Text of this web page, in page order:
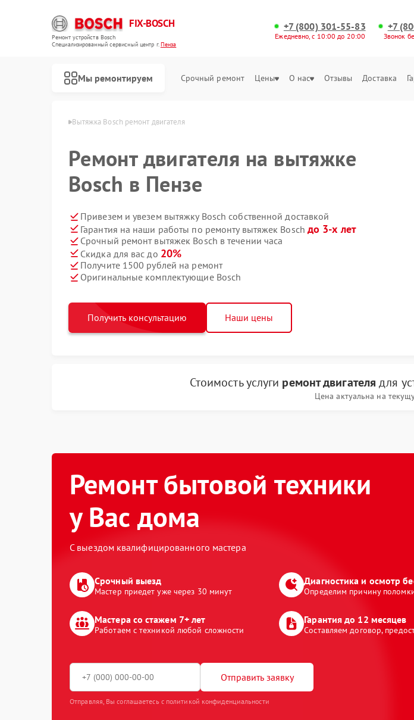
FIX-BOSCH
Ремонт устройств Bosch
Специализированный cервисный центр г.Пенза
+7 (800) 301-55-83
Ежедневно, с 10:00 до 20:00
+7
Звонок
Мы ремонтируем Срочный ремонт Цены О нас Отзывы Доставка
Вытяжка Bosch ремонт двигателя
Ремонт двигателя на вытяжке
Bosch в Пензе
Привезем и увезем вытяжку Bosch собственной доставкой
Гарантия на наши работы по ремонту вытяжек Bosch до 3-х лет
Срочный ремонт вытяжек Bosch в течении часа
Скидка для вас до 20%
Получите 1500 рублей на ремонт
Оригинальные комплектующие Bosch
Получить консультацию Наши цены
Стоимость услуги ремонт двигателя для
Цена актуальна на
Ремонт бытовой техники
у Вас дома
С выездом квалифицированного мастера
Срочный выезд
Мастер приедет уже через 30 минут
Диагностика и осмотр
Определим причину
Мастера со стажем 7+ лет
Работаем с техникой любой сложности
Гарантия до 12 месяцев
Составляем договор,
Отправить заявку
Отправляя, Вы соглашаетесь с политикой конфиденциальности